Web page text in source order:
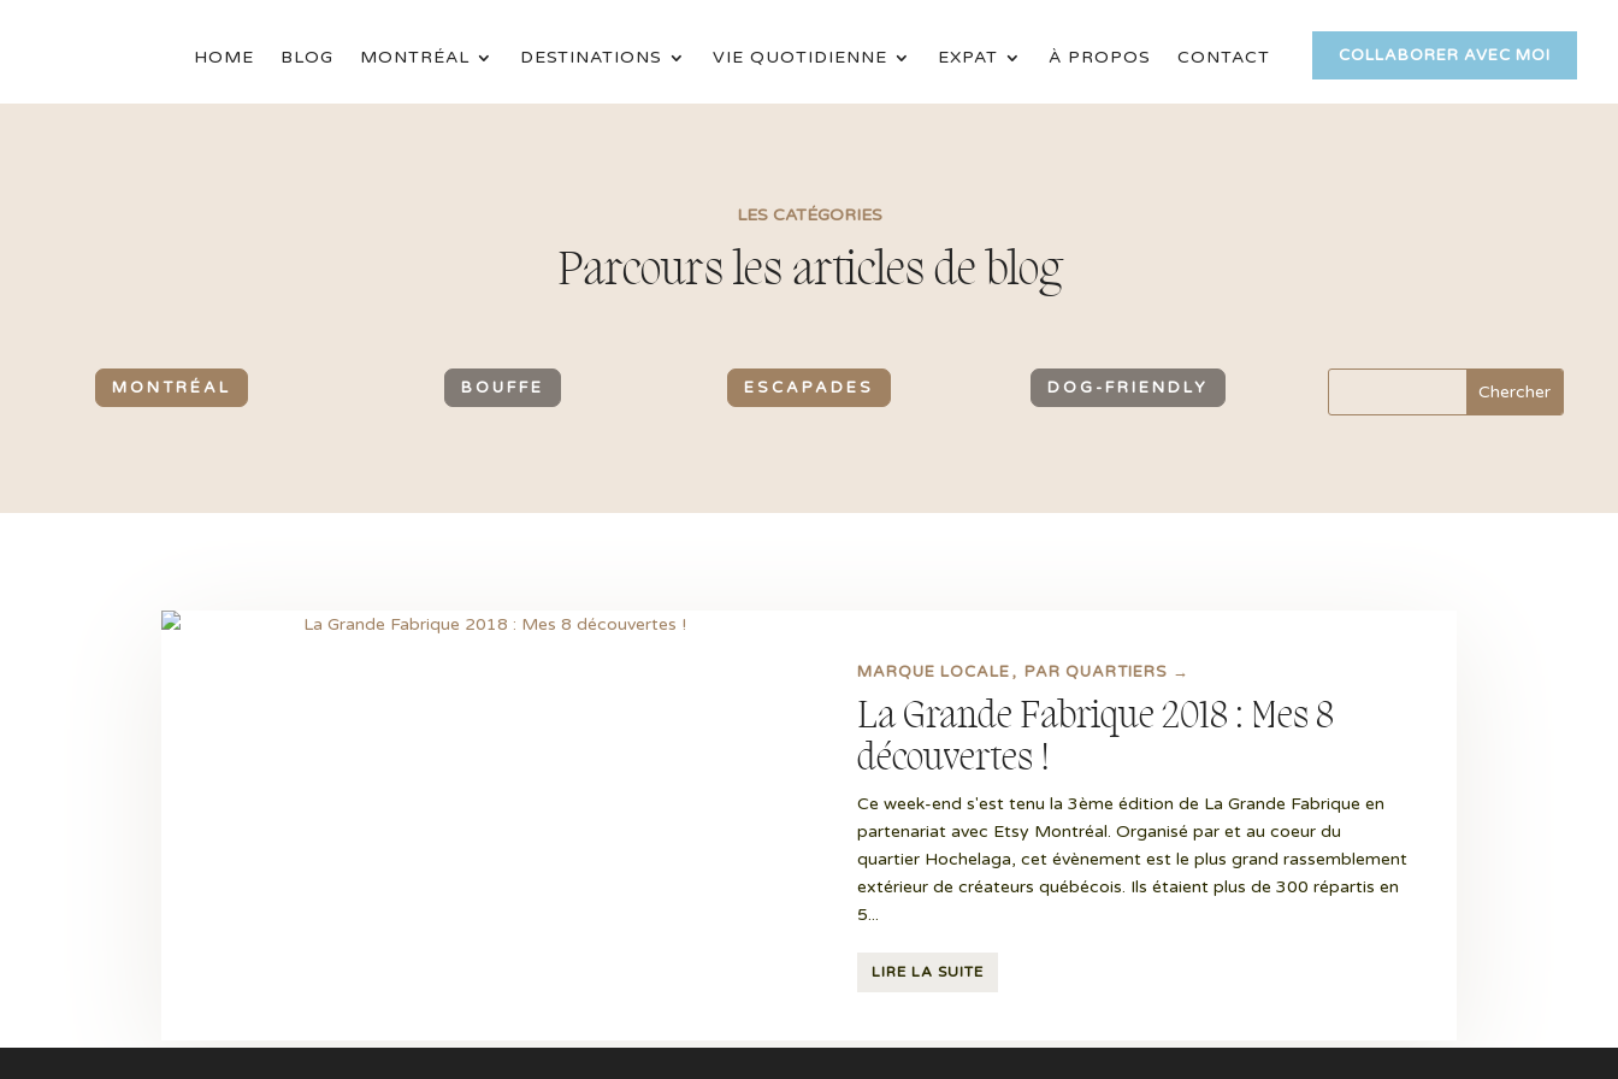
HOME BLOG MONTRÉAL DESTINATIONS VIE QUOTIDIENNE EXPAT À PROPOS CONTACT COLLABORER AVEC MOI
LES CATÉGORIES
Parcours les articles de blog
MONTRÉAL BOUFFE ESCAPADES DOG-FRIENDLY
La Grande Fabrique 2018 : Mes 8
découvertes !
MARQUE LOCALE PAR QUARTIERS →
Ce week-end s'est tenu la 3ème édition de La Grande Fabrique en
partenariat avec Etsy Montréal. Organisé par et au coeur du
quartier Hochelaga, cet évènement est le plus grand rassemblement
extérieur de créateurs québécois. Ils étaient plus de 300 répartis en
5...
LIRE LA SUITE